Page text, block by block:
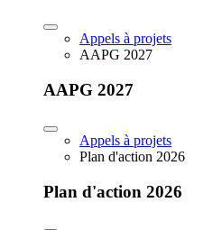
Appels à projets
AAPG 2027
AAPG 2027
Appels à projets
Plan d'action 2026
Plan d'action 2026